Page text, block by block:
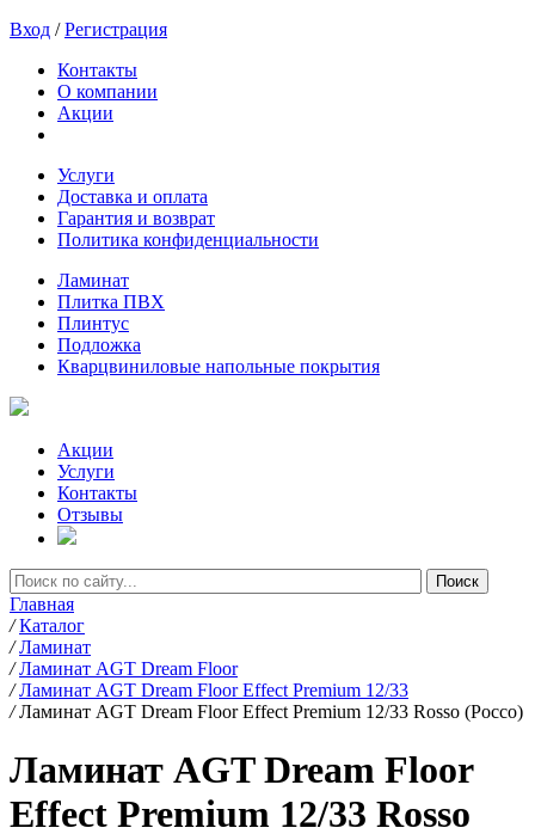
Вход /Регистрация
Контакты
О компании
Акции
Услуги
Доставка и оплата
Гарантия и возврат
Политика конфиденциальности
Ламинат
Плитка ПВХ
Плинтус
Подложка
Кварцвиниловые напольные покрытия
Акции
Услуги
Контакты
Отзывы
Главная
/ Каталог
/ Ламинат
/ Ламинат AGT Dream Floor
/ Ламинат AGT Dream Floor Effect Premium 12/33
/ Ламинат AGT Dream Floor Effect Premium 12/33 Rosso (Россо)
Ламинат AGT Dream Floor
Effect Premium 12/33 Rosso